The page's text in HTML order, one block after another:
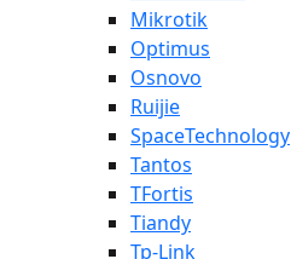
Mikrotik
Optimus
Osnovo
Ruijie
SpaceTechnology
Tantos
TFortis
Tiandy
Tp-Link